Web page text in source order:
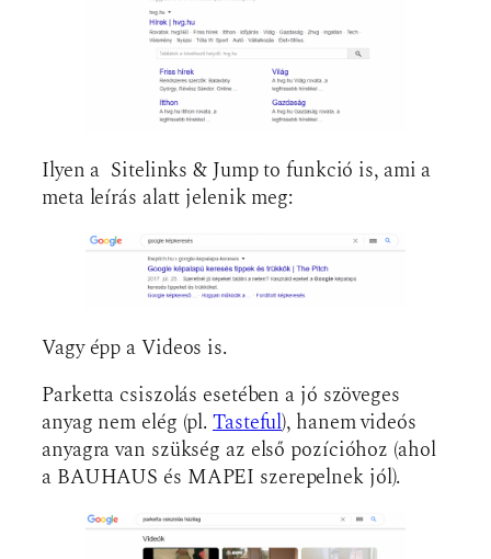
Ilyen a Sitelinks & Jump to funkció is, ami a
meta leírás alatt jelenik meg:
Vagy épp a Videos is.
Parketta csiszolás esetében a jó szöveges
anyag nem elég (pl. Tasteful), hanem videós
anyagra van szükség az első pozícióhoz (ahol
a BAUHAUS és MAPEI szerepelnek jól).